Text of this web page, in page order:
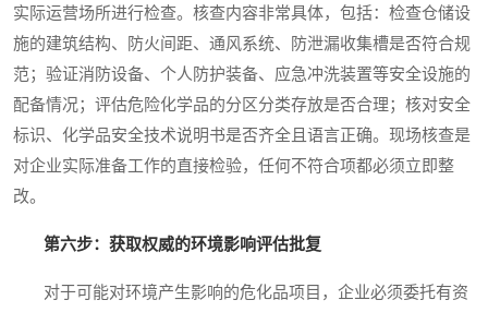
实际运营场所进行检查。核查内容非常具体，包括：检查仓储设
施的建筑结构、防火间距、通风系统、防泄漏收集槽是否符合规
范；验证消防设备、个人防护装备、应急冲洗装置等安全设施的
配备情况；评估危险化学品的分区分类存放是否合理；核对安全
标识、化学品安全技术说明书是否齐全且语言正确。现场核查是
对企业实际准备工作的直接检验，任何不符合项都必须立即整
改。
第六步：获取权威的环境影响评估批复
对于可能对环境产生影响的危化品项目，企业必须委托有资